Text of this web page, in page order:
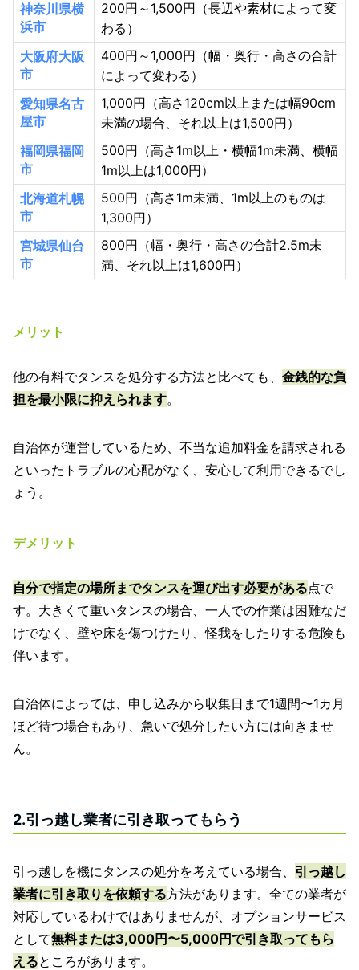
神奈川県横
浜市
200円～1,500円（長辺や素材によって変
わる）
大阪府大阪
市
400円～1,000円（幅・奥行・高さの合計
によって変わる）
愛知県名古
屋市
1,000円（高さ120cm以上または幅90cm
未満の場合、それ以上は1,500円）
福岡県福岡
市
500円（高さ1m以上・横幅1m未満、横幅
1m以上は1,000円）
北海道札幌
市
500円（高さ1m未満、1m以上のものは
1,300円）
宮城県仙台
市
800円（幅・奥行・高さの合計2.5m未
満、それ以上は1,600円）
メリット
他の有料でタンスを処分する方法と比べても、 金銭的な負
担を最小限に抑えられます。
自治体が運営しているため、不当な追加料金を請求される
といったトラブルの心配がなく、安心して利用できるでし
ょう。
デメリット
自分で指定の場所までタンスを運び出す必要がある点で
す。大きくて重いタンスの場合、一人での作業は困難なだ
けでなく、壁や床を傷つけたり、怪我をしたりする危険も
伴います。
自治体によっては、申し込みから収集日まで1週間〜1カ月
ほど待つ場合もあり、急いで処分したい方には向きませ
ん。
2.引っ越し業者に引き取ってもらう
引っ越しを機にタンスの処分を考えている場合、 引っ越し
業者に引き取りを依頼する方法があります。全ての業者が
対応しているわけではありませんが、オプションサービス
として無料または3,000円〜5,000円で引き取ってもら
えるところがあります。